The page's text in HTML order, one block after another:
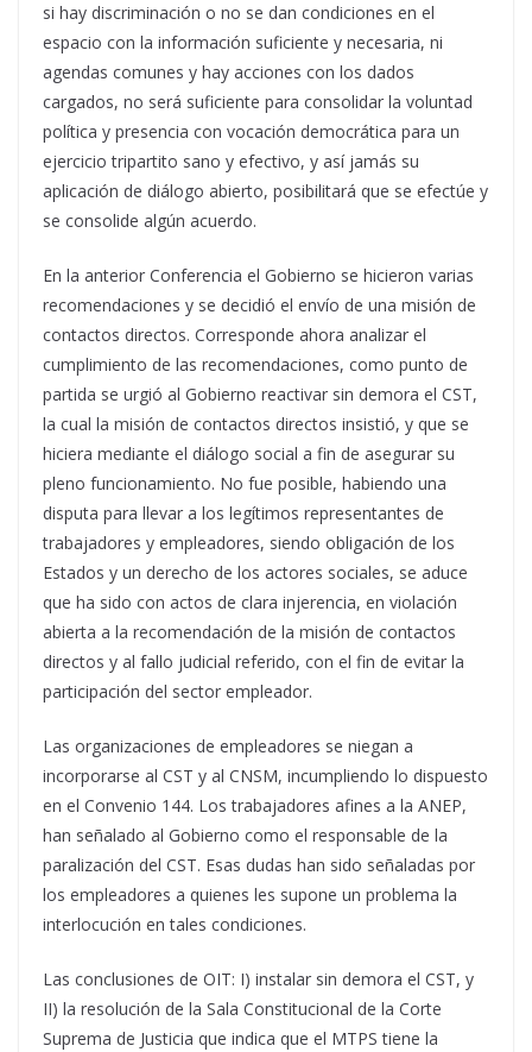
si hay discriminación o no se dan condiciones en el
espacio con la información suficiente y necesaria, ni
agendas comunes y hay acciones con los dados
cargados, no será suficiente para consolidar la voluntad
política y presencia con vocación democrática para un
ejercicio tripartito sano y efectivo, y así jamás su
aplicación de diálogo abierto, posibilitará que se efectúe y
se consolide algún acuerdo.
En la anterior Conferencia el Gobierno se hicieron varias
recomendaciones y se decidió el envío de una misión de
contactos directos. Corresponde ahora analizar el
cumplimiento de las recomendaciones, como punto de
partida se urgió al Gobierno reactivar sin demora el CST,
la cual la misión de contactos directos insistió, y que se
hiciera mediante el diálogo social a fin de asegurar su
pleno funcionamiento. No fue posible, habiendo una
disputa para llevar a los legítimos representantes de
trabajadores y empleadores, siendo obligación de los
Estados y un derecho de los actores sociales, se aduce
que ha sido con actos de clara injerencia, en violación
abierta a la recomendación de la misión de contactos
directos y al fallo judicial referido, con el fin de evitar la
participación del sector empleador.
Las organizaciones de empleadores se niegan a
incorporarse al CST y al CNSM, incumpliendo lo dispuesto
en el Convenio 144. Los trabajadores afines a la ANEP,
han señalado al Gobierno como el responsable de la
paralización del CST. Esas dudas han sido señaladas por
los empleadores a quienes les supone un problema la
interlocución en tales condiciones.
Las conclusiones de OIT: I) instalar sin demora el CST, y
II) la resolución de la Sala Constitucional de la Corte
Suprema de Justicia que indica que el MTPS tiene la